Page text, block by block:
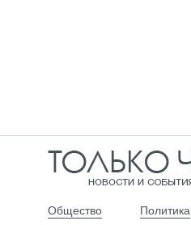
Общество Политика